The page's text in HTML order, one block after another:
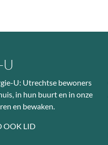
U: Utrechtse bewoners
in hun buurt en in onze
en bewaken.
OOK LID